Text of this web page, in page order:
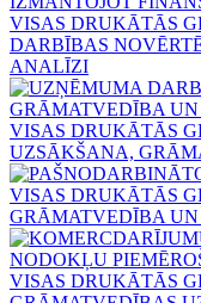
VISAS DRUKĀTĀS
DARBĪBAS
ANALĪZI
VISAS DRUKĀTĀS
UZSĀKŠANA,
VISAS DRUKĀTĀS
GRĀMATVEDĪBA
VISAS DRUKĀTĀS